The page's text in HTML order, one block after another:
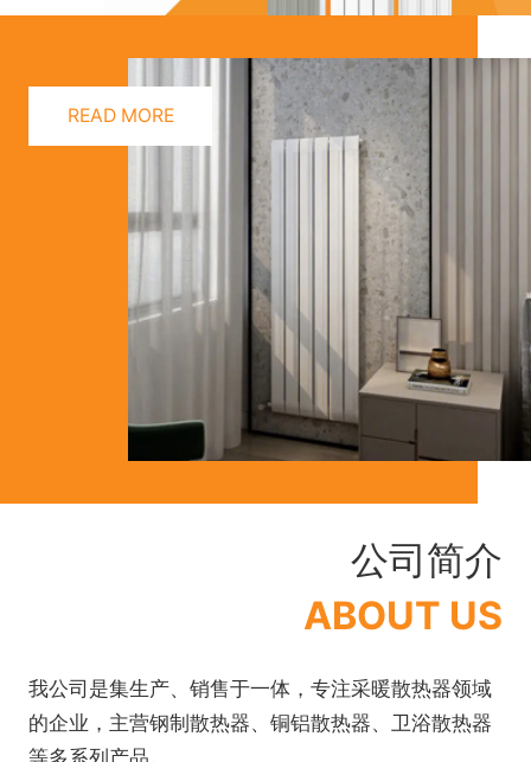
READ MORE
公司简介
ABOUT US
我公司是集生产、销售于一体，专注采暖散热器领域
的企业，主营钢制散热器、铜铝散热器、卫浴散热器
等多系列产品。